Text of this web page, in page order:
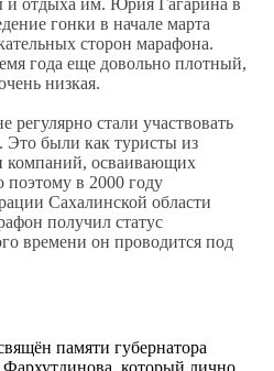
гонки в начале марта
сторон марафона.
года еще довольно плотный,
низкая.
регулярно стали участвовать
были как туристы из
компаний, осваивающих
в 2000 году
Сахалинской области
получил статус
времени он проводится под
памяти губернатора
который лично